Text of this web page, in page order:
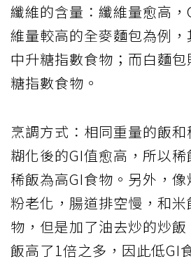
纖維的含量：纖維量愈高
維量較高的全麥麵包為例
中升糖指數食物；而白麵
糖指數食物。
烹調方式：相同重量的飯
糊化後的GI值愈高，所以稀
稀飯為高GI食物。另外，
粉老化，腸道排空慢，和
物，但是加了油去炒的炒
飯高了1倍之多，因此低GI